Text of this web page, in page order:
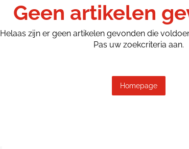
Geen artikelen
Helaas zijn er geen artikelen gevonden die
Pas uw zoekcriteria aan.
Homepage